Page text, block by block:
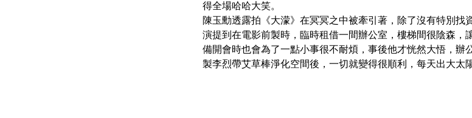
得全場哈哈大笑。
陳玉勳透露拍《大濛》在冥冥之中被牽引著，除了沒有特別找
演提到在電影前製時，臨時租借一間辦公室，樓梯間很陰森，
備開會時也會為了一點小事很不耐煩，事後他才恍然大悟，辦
製李烈帶艾草棒淨化空間後，一切就變得很順利，每天出大太